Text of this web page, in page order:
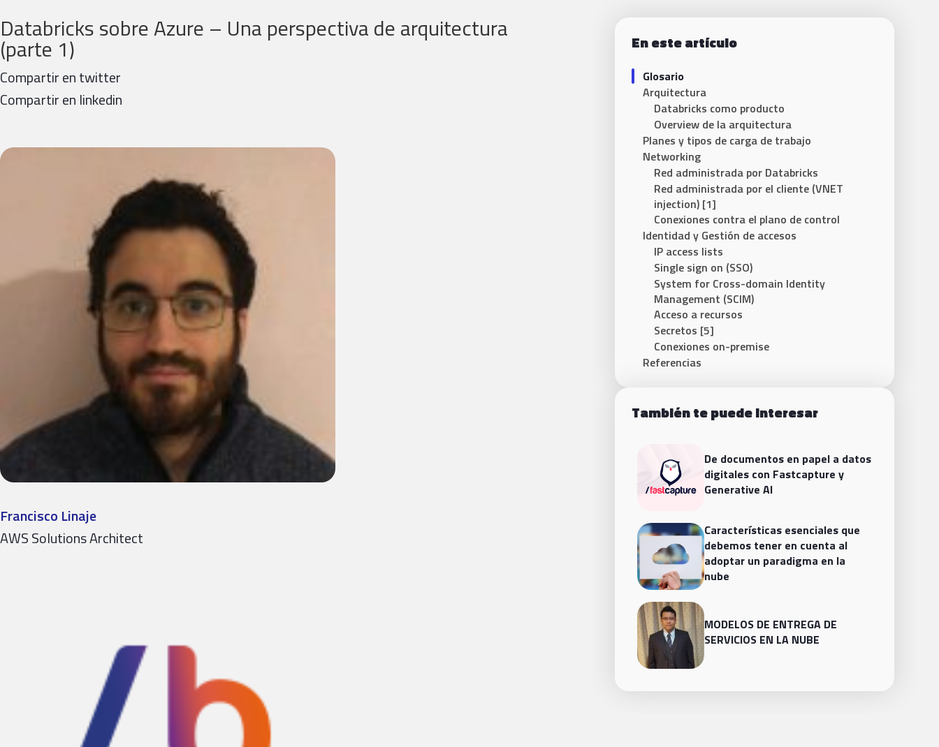
Databricks sobre Azure – Una perspectiva de arquitectura
(parte 1)
Compartir en twitter
Compartir en linkedin
Francisco Linaje
AWS Solutions Architect
En este artículo
Glosario
Arquitectura
Databricks como producto
Overview de la arquitectura
Planes y tipos de carga de trabajo
Networking
Red administrada por Databricks
Red administrada por el cliente (VNET
injection) [1]
Conexiones contra el plano de control
Identidad y Gestión de accesos
IP access lists
Single sign on (SSO)
System for Cross-domain Identity
Management (SCIM)
Acceso a recursos
Secretos [5]
Conexiones on-premise
Referencias
También te puede interesar
De documentos en papel a datos
digitales con Fastcapture y
Generative AI
Características esenciales que
debemos tener en cuenta al
adoptar un paradigma en la
nube
MODELOS DE ENTREGA DE
SERVICIOS EN LA NUBE